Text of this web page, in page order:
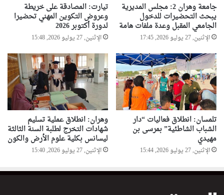
جامعة وهران 2: مجلس المديرية
يبحث التحضيرات للدخول
الجامعي المقبل وعدة ملفات هامة
الإثنين, 27 يوليو 2026, 17:45
تيارت: المصادقة على خريطة
وعروض التكوين المهني تحضيرا
لدورة أكتوبر 2026
الإثنين, 27 يوليو 2026, 15:48
تلمسان: انطلاق فعاليات “دار
الشباب الشاطئية” بمرسى بن
مهيدي
الإثنين, 27 يوليو 2026, 15:44
وهران: انطلاق عملية تسليم
شهادات التخرج لطلبة السنة الثالثة
ليسانس بكلية علوم الأرض والكون
الإثنين, 27 يوليو 2026, 15:40